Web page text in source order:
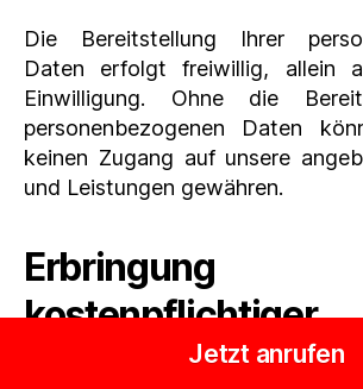
Die Bereitstellung Ihrer
Daten erfolgt freiwillig, allein
Einwilligung. Ohne die
personenbezogenen Daten
keinen Zugang auf unsere
und Leistungen gewähren.
Erbringung
kostenpflichtiger
LeistungenJetzt anrufen